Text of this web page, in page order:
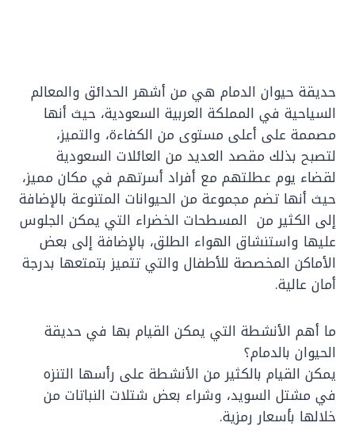
حديقة حيوان الدمام هي من أشهر الحدائق والمعالم
السياحية في المملكة العربية السعودية، حيث أنها
مصممة على أعلى مستوى من الكفاءة، والتميز،
لتصبح بذلك مقصد العديد من العائلات السعودية
لقضاء يوم عطلتهم مع أفراد أسرتهم في مكان مميز،
حيث أنها تضم مجموعة من الحيوانات المتنوعة بالإضافة
إلى الكثير من المسطحات الخضراء التي يمكن الجلوس
عليها واستنشاق الهواء الطلق، بالإضافة إلى بعض
الأماكن المخصصة للأطفال والتي تتميز بتمتعها بدرجة
أمان عالية.
ما أهم الأنشطة التي يمكن القيام بها في حديقة
الحيوان بالدمام؟
يمكن القيام بالكثير من الأنشطة على رأسها التنزه
في مشتل السويد، وشراء بعض شتلات النباتات من
خلالها بأسعار رمزية.